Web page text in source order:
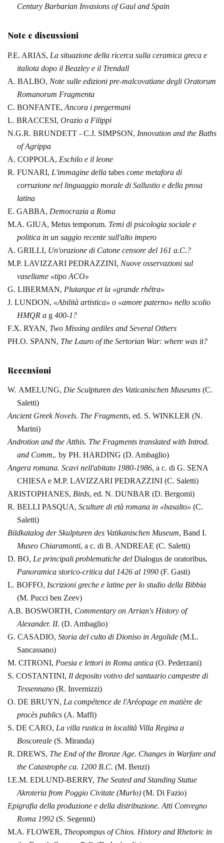
CenturyBarbarian Invasions of Gaul and Spain
Note e discussioni
P.E. ARIAS, La situazione della ricerca sulla ceramica greca e
italiota dopo ilBeazley e il Trendall
A. BALBO, Note sulle edizioni pre‑malcovatiane degli Oratorum
Romanorum Fragmenta
C. BONFANTE, Ancora i pregermani
L. BRACCESI, Orazio a Filippi
N.G.R. BRUNDETT - C.J. SIMPSON, Innovation and the Baths
of Agrippa
A. COPPOLA, Eschilo e il leone
R. FUNARI, L'immagine della tabes come metafora di
corruzione nel linguaggio morale diSallustio e della prosa
latina
E. GABBA, Democrazia a Roma
M.A. GIUA, Metus temporum. Temi di psicologia sociale e
politica in un saggio recentesull'alto impero
A. GRILLI, Un'orazione di Catone censore del 161 a.C.?
M.P. LAVIZZARI PEDRAZZINI, Nuove osservazioni sul
vasellame «tipo ACO»
G. LIBERMAN, Plutarque et la «grande rhétra»
J. LUNDON, «Abilità artistica» o «amore paterno» nello scolio
HMQR a g 400‑1?
F.X. RYAN, Two Missing aediles and Several Others
PH.O. SPANN, The Lauro of the Sertorian War: where was it?
Recensioni
W. AMELUNG, Die Sculpturen des Vaticanischen Museums (C.
Saletti)
Ancient Greek Novels. The Fragments, ed. S. WINKLER (N.
Marini)
Androtion and the Atthis. The Fragments translated with Introd.
and Comm,. by PH. HARDING (D. Ambaglio)
Angera romana. Scavi nell'abitato 1980‑1986, a c. di G. SENA
CHIESA e M.P. LAVIZZARIPEDRAZZINI (C. Saletti)
ARISTOPHANES, Birds, ed. N. DUNBAR (D. Bergomi)
R. BELLI PASQUA, Sculture di età romana in «basalto» (C.
Saletti)
Bildkatalog der Skulpturen des Vatikanischen Museum, Band I.
Museo Chiaramonti, a c. di B. ANDREAE (C. Saletti)
D. BO, Le principali problematiche del Dialogus de oratoribus.
Panoramica storico‑criticadal 1426 al 1990 (F. Gasti)
L. BOFFO, Iscrizioni greche e latine per lo studio della Bibbia
(M. Pucci ben Zeev)
A.B. BOSWORTH, Commentary on Arrian's History of
Alexander. II. (D. Ambaglio)
G. CASADIO, Storia del culto di Dioniso in Argolide (M.L.
Sancassano)
M. CITRONI, Poesia e lettori in Roma antica (O. Pederzani)
S. COSTANTINI, Il deposito votivo del santuario campestre di
Tessennano (R. Invernizzi)
O. DE BRUYN, La compétence de l'Aréopage en matière de
procès publics (A. Maffi)
S. DE CARO, La villa rustica in località Villa Regina a
Boscoreale (S. Miranda)
R. DREWS, The End of the Bronze Age. Changes in Warfare and
the Catastrophe ca. 1200 B.C. (M. Benzi)
I.E.M. EDLUND‑BERRY, The Seated and Standing Statue
Akroteria from Poggio Civitate (Murlo) (M. Di Fazio)
Epigrafia della produzione e della distribuzione. Atti Convegno
Roma 1992 (S. Segenni)
M.A. FLOWER, Theopompus of Chios. History and Rhetoric in